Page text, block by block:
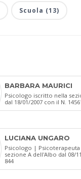
Scuola (13)
BARBARA MAURICI
Psicologo iscritto nella
dal 18/01/2007 con il N.
LUCIANA UNGARO
Psicologo |
sezione A dell'Albo dal 08/
844